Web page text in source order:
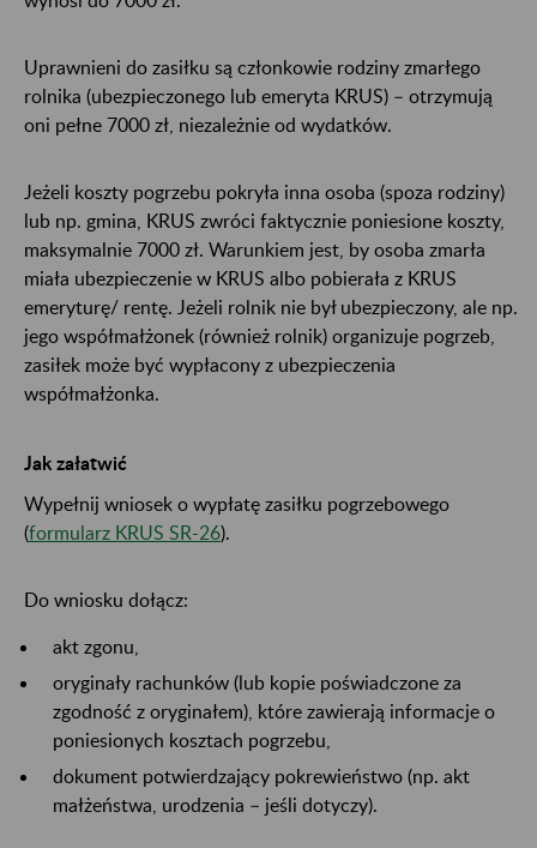
Uprawnieni do zasiłku są członkowie rodziny zmarłego
rolnika (ubezpieczonego lub emeryta KRUS) – otrzymują
oni pełne 7000 zł, niezależnie od wydatków.
Jeżeli koszty pogrzebu pokryła inna osoba (spoza rodziny)
lub np. gmina, KRUS zwróci faktycznie poniesione koszty,
maksymalnie 7000 zł. Warunkiem jest, by osoba zmarła
miała ubezpieczenie w KRUS albo pobierała z KRUS
emeryturę/ rentę. Jeżeli rolnik nie był ubezpieczony, ale np.
jego współmałżonek (również rolnik) organizuje pogrzeb,
zasiłek może być wypłacony z ubezpieczenia
współmałżonka.
Jak załatwić
Wypełnij wniosek o wypłatę zasiłku pogrzebowego
(formularz KRUS SR-26).
Do wniosku dołącz:
akt zgonu,
oryginały rachunków (lub kopie poświadczone za
zgodność z oryginałem), które zawierają informacje o
poniesionych kosztach pogrzebu,
dokument potwierdzający pokrewieństwo (np. akt
małżeństwa, urodzenia – jeśli dotyczy).